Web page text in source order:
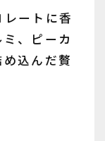
ートに香
、ピーカ
込んだ贅